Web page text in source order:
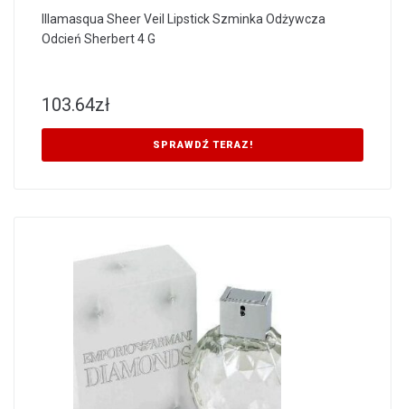
Illamasqua Sheer Veil Lipstick Szminka Odżywcza
Odcień Sherbert 4 G
103.64zł
SPRAWDŹ TERAZ!